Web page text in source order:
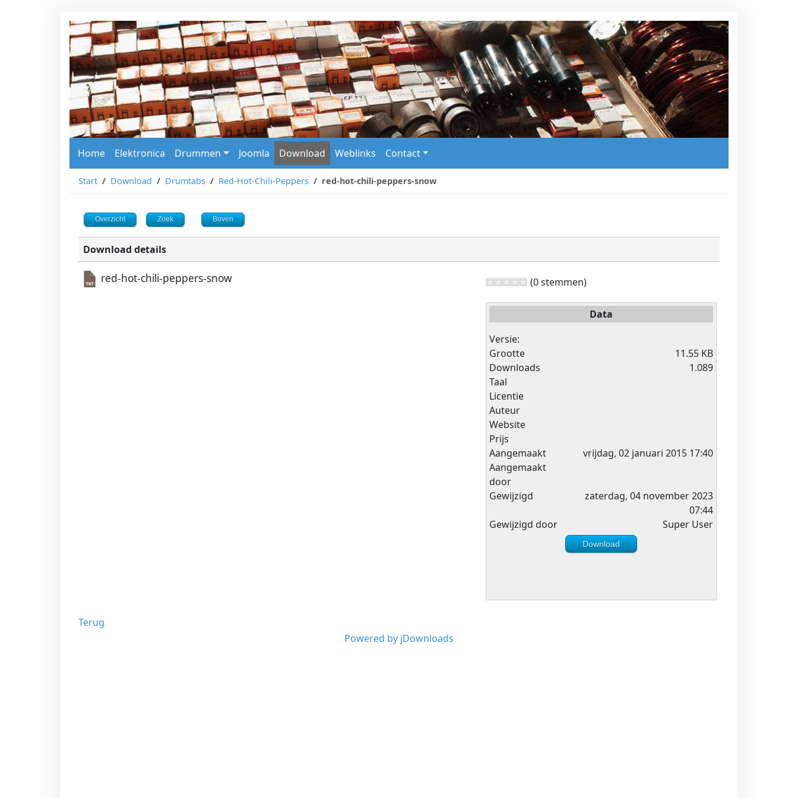
Home Elektronica Drummen Joomla Download Weblinks Contact
Start Download Drumtabs Red-Hot-Chili-Peppers red-hot-chili-peppers-snow
Overzicht Zoek Boven
Download details
red-hot-chili-peppers-snow (0 stemmen)
Data
Versie:
Grootte
11.55 KB
Downloads
1.089
Taal
Licentie
Auteur
Website
Prijs
Aangemaakt
vrijdag, 02 januari 2015 17:40
Aangemaakt
door
Gewijzigd
zaterdag, 04 november 2023
07:44
Gewijzigd door
Super User
Download
Terug
Powered by jDownloads